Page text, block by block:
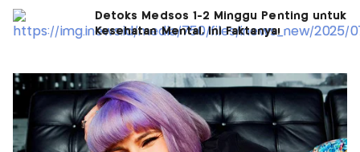
Detoks Medsos 1-2 Minggu Penting untuk
Kesehatan Mental, Ini Faktanya!